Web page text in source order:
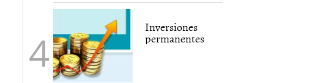
Inversiones
permanentes